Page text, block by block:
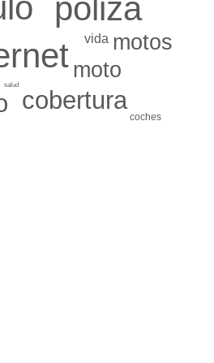
póliza
cobertura
moto
motos
vida
coches
salud